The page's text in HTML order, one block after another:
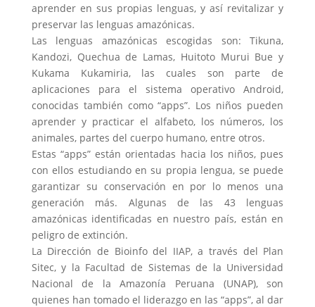
aprender en sus propias lenguas, y así revitalizar y
preservar las lenguas amazónicas.
Las lenguas amazónicas escogidas son: Tikuna,
Kandozi, Quechua de Lamas, Huitoto Murui Bue y
Kukama Kukamiria, las cuales son parte de
aplicaciones para el sistema operativo Android,
conocidas también como “apps”. Los niños pueden
aprender y practicar el alfabeto, los números, los
animales, partes del cuerpo humano, entre otros.
Estas “apps” están orientadas hacia los niños, pues
con ellos estudiando en su propia lengua, se puede
garantizar su conservación en por lo menos una
generación más. Algunas de las 43 lenguas
amazónicas identificadas en nuestro país, están en
peligro de extinción.
La Dirección de Bioinfo del IIAP, a través del Plan
Sitec, y la Facultad de Sistemas de la Universidad
Nacional de la Amazonía Peruana (UNAP), son
quienes han tomado el liderazgo en las “apps”, al dar